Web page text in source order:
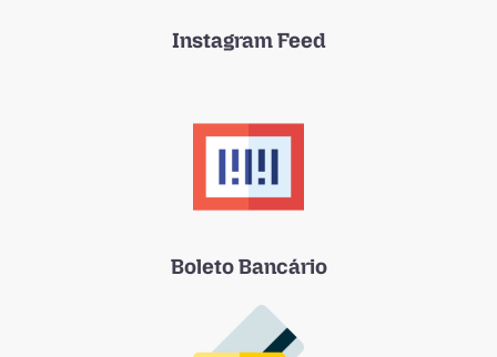
Instagram Feed
Boleto Bancário